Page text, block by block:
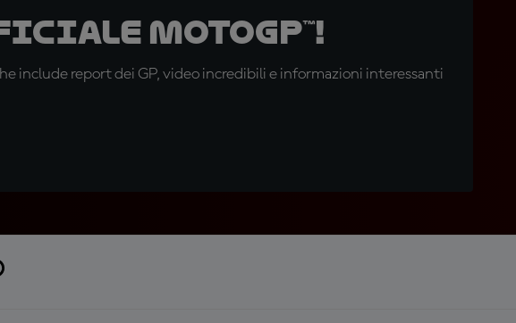
MotoGP™!
include report dei GP, video incredibili e informazioni interessanti